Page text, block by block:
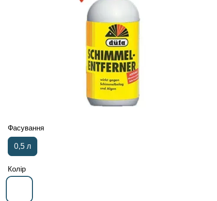
Фасування
0,5 л
Колір